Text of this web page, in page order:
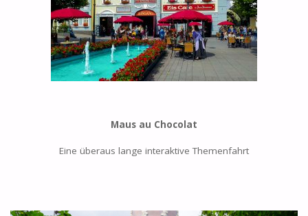
Maus au Chocolat
Eine überaus lange interaktive Themenfahrt